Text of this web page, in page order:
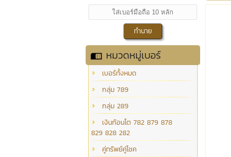
หมวดหมู่เบอร์
เบอร์ทั้งหมด
กลุ่ม 789
กลุ่ม 289
เงินก้อนโต 782 879 878
829 828 282
คู่ทรัพย์คู่โชค